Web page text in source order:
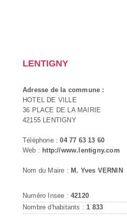
LENTIGNY
Adresse de la commune :
HOTEL DE VILLE
36 PLACE DE LA MAIRIE
42155 LENTIGNY
Téléphone :04 77 63 13 60
Web : http://www.lentigny.com
Nom du Maire : M. Yves VERNIN
Numéro Insee : 42120
Nombre d'habitants : 1 833